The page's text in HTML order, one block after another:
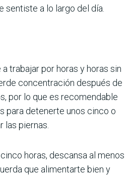
a lo largo del día.
trabajar por horas y horas sin
concentración después de
por lo que es recomendable
para detenerte unos cinco o
las piernas.
horas, descansa al menos
que alimentarte bien y